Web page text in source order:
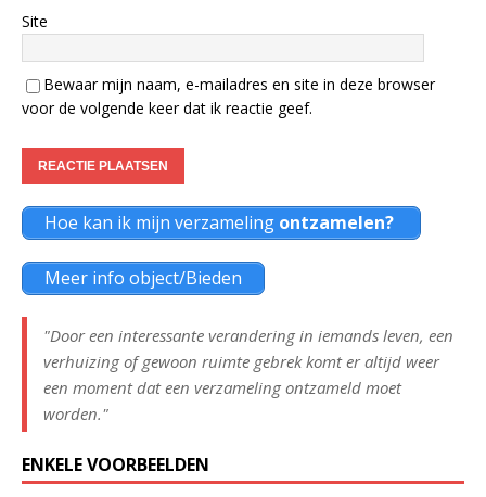
Site
Bewaar mijn naam, e-mailadres en site in deze browser
voor de volgende keer dat ik reactie geef.
Hoe kan ik mijn verzameling ontzamelen?
Meer info object/Bieden
"Door een interessante verandering in iemands leven, een
verhuizing of gewoon ruimte gebrek komt er altijd weer
een moment dat een verzameling ontzameld moet
worden."
ENKELE VOORBEELDEN